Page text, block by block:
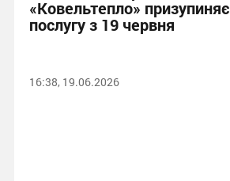
«Ковельтепло» призупиняє
послугу з 19 червня
16:38, 19.06.2026